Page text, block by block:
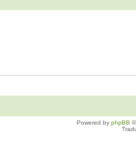
Powered by phpBB